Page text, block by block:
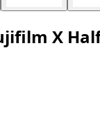
X